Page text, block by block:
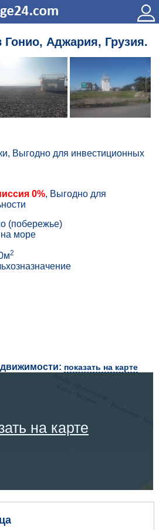
Гонио, Аджария, Грузия.
Выгодно для инвестиционных
0%, Выгодно для
(побережье)
море
2
показать на карте
на карте